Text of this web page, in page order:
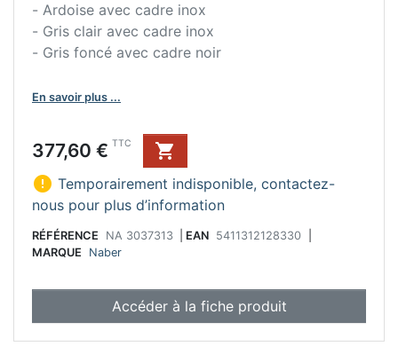
- Ardoise avec cadre inox
- Gris clair avec cadre inox
- Gris foncé avec cadre noir
En savoir plus ...
Prix
377,60 € TTC

 Temporairement indisponible, contactez-
nous pour plus d’information
RÉFÉRENCE NA 3037313 EAN 5411312128330
MARQUE
Naber
Accéder à la fiche produit